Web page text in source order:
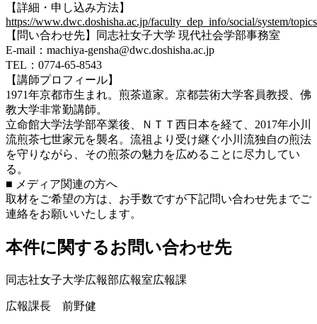
【詳細・申し込み方法】
https://www.dwc.doshisha.ac.jp/faculty_dep_info/social/system/
【問い合わせ先】同志社女子大学 現代社会学部事務室
E-mail：machiya-gensha@dwc.doshisha.ac.jp
TEL：0774-65-8543
【講師プロフィール】
1971年京都市生まれ。煎茶道家。京都芸術大学客員教授、佛
教大学非常勤講師。
立命館大学法学部卒業後、ＮＴＴ西日本を経て、2017年小川
流煎茶七世家元を襲名。流祖より受け継ぐ小川流独自の煎法
を守りながら、その煎茶の魅力を広めることに尽力してい
る。
■ メディア関連の⽅へ
取材をご希望の⽅は、お⼿数ですが下記問い合わせ先までご
連絡をお願いいたします。
本件に関するお問い合わせ先
同志社女子大学広報部広報室広報課
広報課長 前野健